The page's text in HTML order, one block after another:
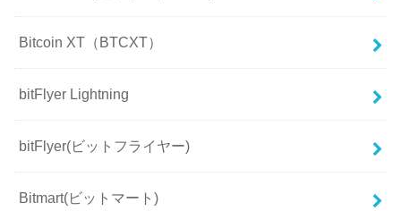
Bitcoin XT（BTCXT）
bitFlyer Lightning
bitFlyer(ビットフライヤー)
Bitmart(ビットマート)